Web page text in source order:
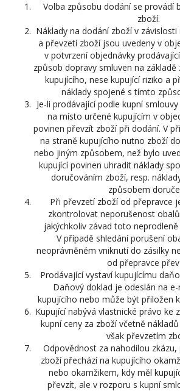
Volba způsobu dodání se provádí
zboží.
Náklady na dodání zboží v
a převzetí zboží jsou uvedeny v
v potvrzení objednávky
způsob dopravy smluven na
kupujícího, nese kupující riziko a
náklady spojené s tímto
Je-li prodávající podle kupní
na místo určené kupujícím v
povinen převzít zboží při dodání. V
na straně kupujícího nutno zboží
nebo jiným způsobem, než bylo
kupující povinen uhradit náklady
doručováním zboží, resp.
způsobem
Při převzetí zboží od přepravce
zkontrolovat neporušenost
jakýchkoliv závad toto
V případě shledání porušení
neoprávněném vniknutí do zásilky
od přepravce
Prodávající vystaví kupujícímu
Daňový doklad je odeslán na
kupujícího nebo může být přiložen
Kupující nabývá vlastnické právo ke
kupní ceny za zboží včetně
však převzetím
Odpovědnost za nahodilou
zboží přechází na kupujícího
nebo okamžikem, kdy měl
převzít, ale v rozporu s kupní